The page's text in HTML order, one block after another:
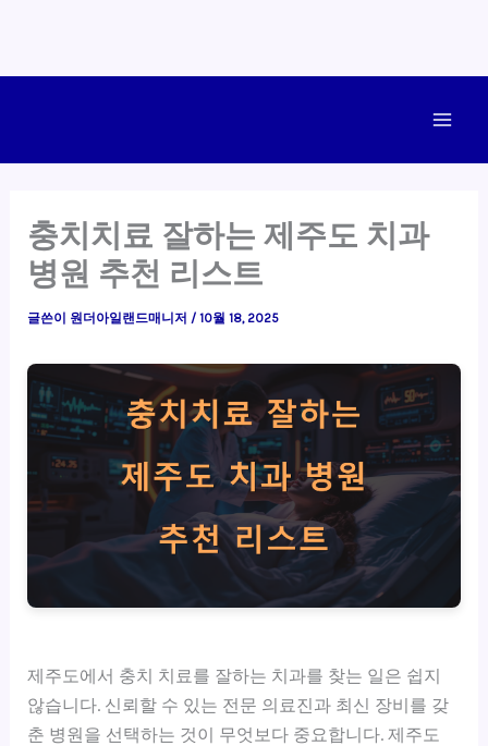
충치치료 잘하는 제주도 치과
병원 추천 리스트
글쓴이 원더아일랜드매니저 /10월 18, 2025
제주도에서 충치 치료를 잘하는 치과를 찾는 일은 쉽지
않습니다. 신뢰할 수 있는 전문 의료진과 최신 장비를 갖
춘 병원을 선택하는 것이 무엇보다 중요합니다. 제주도